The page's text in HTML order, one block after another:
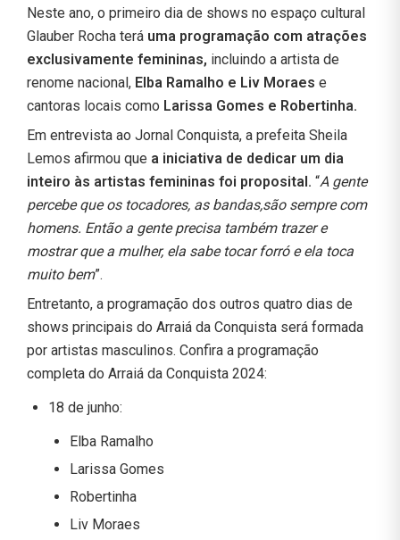
Neste ano, o primeiro dia de shows no espaço cultural
Glauber Rocha terá uma programação com atrações
exclusivamente femininas, incluindo a artista de
renome nacional, Elba Ramalho e Liv Moraes e
cantoras locais como Larissa Gomes e Robertinha.
Em entrevista ao Jornal Conquista, a prefeita Sheila
Lemos afirmou que a iniciativa de dedicar um dia
inteiro às artistas femininas foi proposital. “A gente
percebe que os tocadores, as bandas,são sempre com
homens. Então a gente precisa também trazer e
mostrar que a mulher, ela sabe tocar forró e ela toca
muito bem”.
Entretanto, a programação dos outros quatro dias de
shows principais do Arraiá da Conquista será formada
por artistas masculinos. Confira a programação
completa do Arraiá da Conquista 2024:
18 de junho:
Elba Ramalho
Larissa Gomes
Robertinha
Liv Moraes